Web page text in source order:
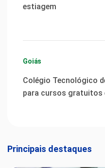
estiagem
Goiás
Colégio Tecnológico
para cursos gratuitos
Principais destaques